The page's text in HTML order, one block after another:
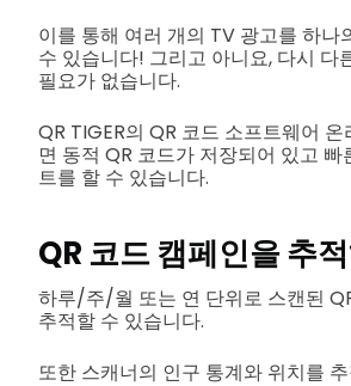
이를 통해 여러 개의 TV 광고를 하나
수 있습니다! 그리고 아니요, 다시 다
필요가 없습니다.
QR TIGER의 QR 코드 소프트웨어
면 동적 QR 코드가 저장되어 있고 빠
트를 할 수 있습니다.
QR 코드 캠페인을 추
하루/주/월 또는 연 단위로 스캔된
추적할 수 있습니다.
또한 스캐너의 인구 통계와 위치를